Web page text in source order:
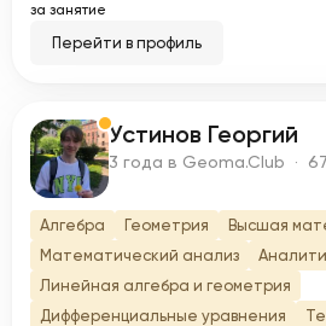
за занятие
Перейти в профиль
У Устинов Георгий
3 года в Geoma.Club ·
Алгебра Геометрия
Высшая
Математический анализ
Линейная алгебра и геометрия
Дифференциальные уравнения